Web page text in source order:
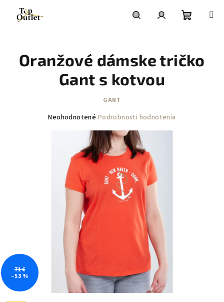
obsah
košík
Oranžové dámske tričko
Gant s kotvou
GANT
Priemerné
hviezdičiek.
Neohodnotené Podrobnosti hodnotenia
71 €
–53 %